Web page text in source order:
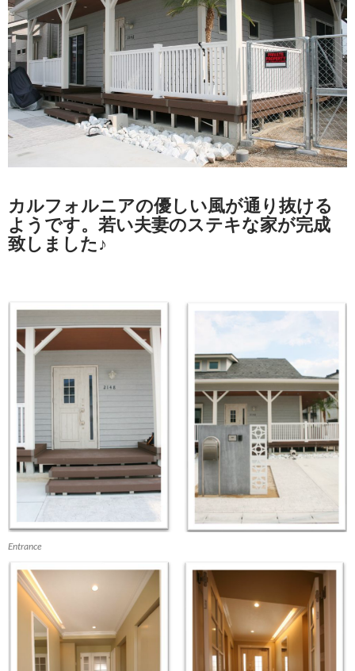
カルフォルニアの優しい風が通り抜ける
ようです。若い夫妻のステキな家が完成
致しました♪
Entrance